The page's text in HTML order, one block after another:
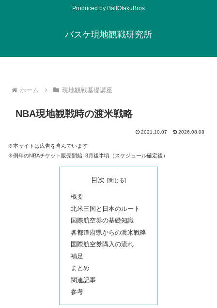
Produced by BallOtakuBros
バスケ現地観戦研究所
ホーム 現地観戦基礎講座
NBA現地観戦時の渡米戦略
2021.10.07 2026.08.08
※本サイトは広告を含んでいます
※例年のNBAチケット販売開始: 8月後半頃（スケジュール確定後）
目次
概要
北米三国と日本のルート
国際航空券の基礎知識
各都道府県からの渡米戦略
国際航空券購入の流れ
補足
まとめ
関連記事
参考